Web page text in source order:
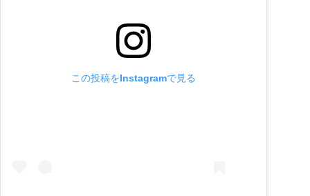
この投稿をInstagramで見る